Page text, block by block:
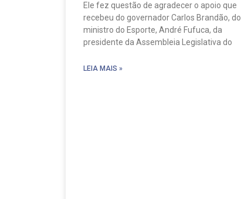
Ele fez questão de agradecer o apoio que
recebeu do governador Carlos Brandão, do
ministro do Esporte, André Fufuca, da
presidente da Assembleia Legislativa do
LEIA MAIS »